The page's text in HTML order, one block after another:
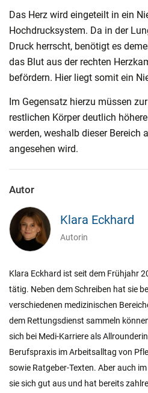
Das Herz wird eingeteilt in ein
Hochdrucksystem. Da in der
Druck herrscht, benötigt es
das Blut aus der rechten
befördern. Hier liegt somit ein
Im Gegensatz hierzu müssen
restlichen Körper deutlich
werden, weshalb dieser Bereich
angesehen wird.
Autor
Klara Eckhard
Autorin
Klara Eckhard ist seit dem Frühjahr
tätig. Neben dem Schreiben hat sie
verschiedenen medizinischen
dem Rettungsdienst sammeln
sich bei Medi-Karriere als
Berufspraxis im Arbeitsalltag von
sowie Ratgeber-Texten. Aber auch
sie sich gut aus und hat bereits